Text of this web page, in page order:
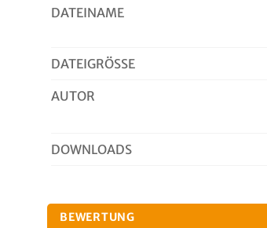
DATEINAME
DATEIGRÖSSE
AUTOR
DOWNLOADS
BEWERTUNG